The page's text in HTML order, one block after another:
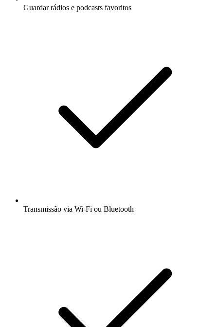
Guardar rádios e podcasts favoritos
Transmissão via Wi-Fi ou Bluetooth